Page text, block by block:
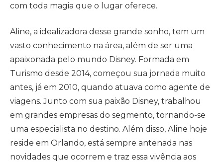
com toda magia que o lugar oferece.
Aline, a idealizadora desse grande sonho, tem um
vasto conhecimento na área, além de ser uma
apaixonada pelo mundo Disney. Formada em
Turismo desde 2014, começou sua jornada muito
antes, já em 2010, quando atuava como agente de
viagens. Junto com sua paixão Disney, trabalhou
em grandes empresas do segmento, tornando-se
uma especialista no destino. Além disso, Aline hoje
reside em Orlando, está sempre antenada nas
novidades que ocorrem e traz essa vivência aos